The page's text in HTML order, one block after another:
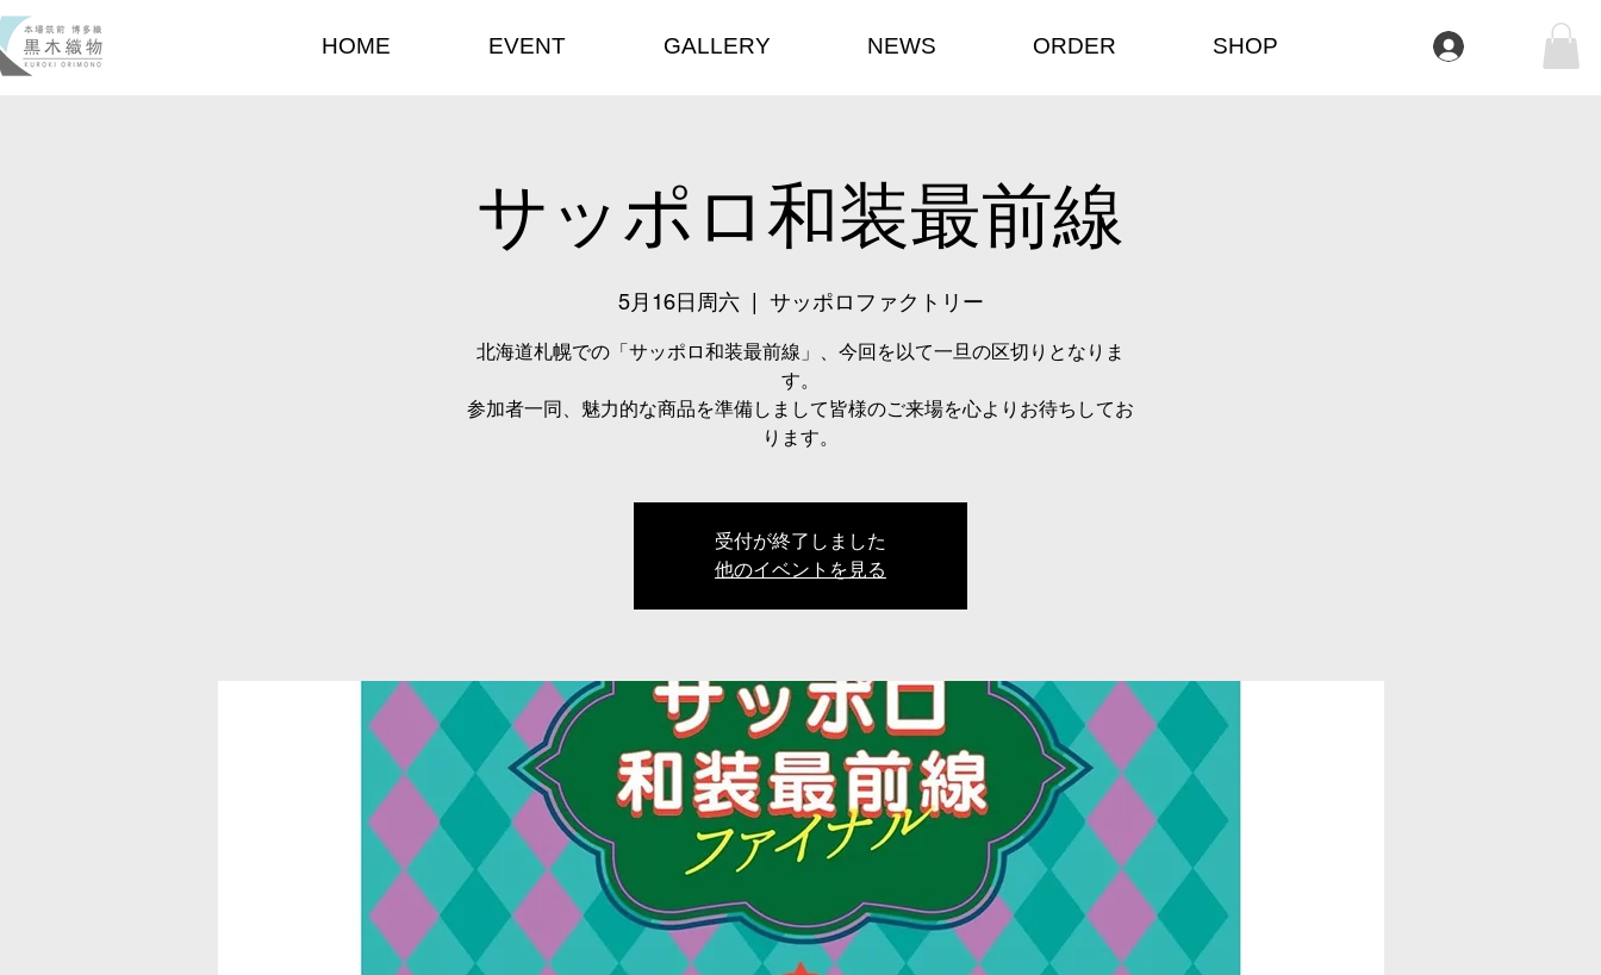
HOME EVENT GALLERY NEWS ORDER SHOP
サッポロ和装最前線
5月16日周六
  |
サッポロファクトリー
北海道札幌での「サッポロ和装最前線」、今回を以て一旦の区切りとなりま
す。
参加者一同、魅力的な商品を準備しまして皆様のご来場を心よりお待ちしてお
ります。
受付が終了しました
他のイベントを見る